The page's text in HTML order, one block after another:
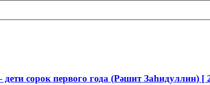
сорок первого года (Рәшит Заһидуллин) [